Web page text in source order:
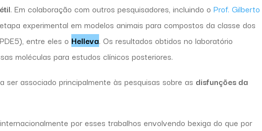
. Em colaboração com outros pesquisadores, incluindo o Prof. Gilberto
experimental em modelos animais para compostos da classe dos
entre eles o Helleva. Os resultados obtidos no laboratório
moléculas para estudos clínicos posteriores.
ser associado principalmente às pesquisas sobre as disfunções da
por esses trabalhos envolvendo bexiga do que por